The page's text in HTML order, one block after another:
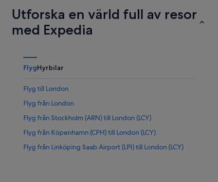
Utforska en värld full av resor
med Expedia
FlygHyrbilar
Flyg till London
Flyg från London
Flyg från Stockholm (ARN) till London (LCY)
Flyg från Köpenhamn (CPH) till London (LCY)
Flyg från Linköping Saab Airport (LPI) till London (LCY)